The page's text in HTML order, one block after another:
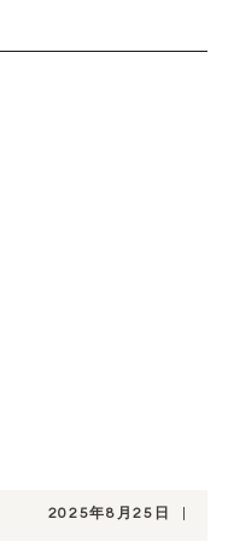
2025年8月25日